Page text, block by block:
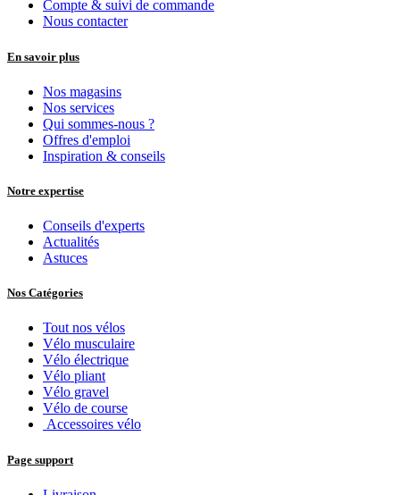
Compte & suivi de commande
Nous contacter
En savoir plus
Nos magasins
Nos services
Qui sommes-nous ?
Offres d'emploi
Inspiration & conseils
Notre expertise
Conseils d'experts
Actualités
Astuces
Nos Catégories
Tout nos vélos
Vélo musculaire
Vélo électrique
Vélo pliant
Vélo gravel
Vélo de course
Accessoires vélo
Page support